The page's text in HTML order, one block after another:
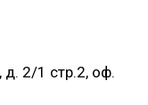
д. 2/1 стр.2, оф.